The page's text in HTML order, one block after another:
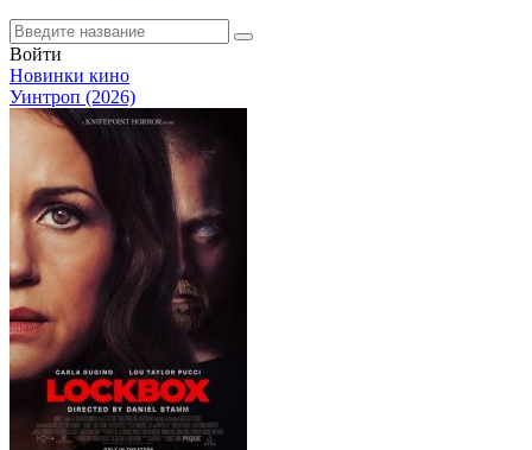
Войти
Новинки кино
Уинтроп (2026)